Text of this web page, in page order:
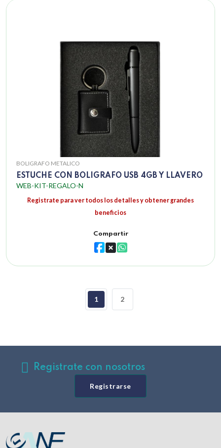
BOLIGRAFO METALICO
ESTUCHE CON BOLIGRAFO USB 4GB Y LLAVERO
WEB-KIT-REGALO-N
Registrate para ver todos los detalles y obtener grandes
beneficios
Compartir
1 2
Registrate con nosotros
Registrarse